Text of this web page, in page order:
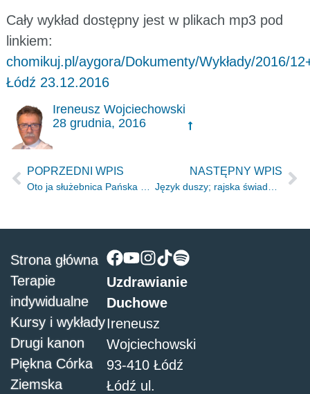
Cały wykład dostępny jest w plikach mp3 pod
linkiem:
chomikuj.pl/aygora/Dokumenty/Wykłady/2016/
Łódź 23.12.2016
Ireneusz Wojciechowski
28 grudnia, 2016
POPRZEDNI WPIS
Oto ja służebnica Pańska …
NASTĘPNY WPIS
Uzdrawianie
Duchowe
Ireneusz
Wojciechowski
93-410 Łódź
Łódź ul.
Strona główna
Terapie
indywidualne
Kursy i wykłady
Drugi kanon
Piękna Córka
Ziemska